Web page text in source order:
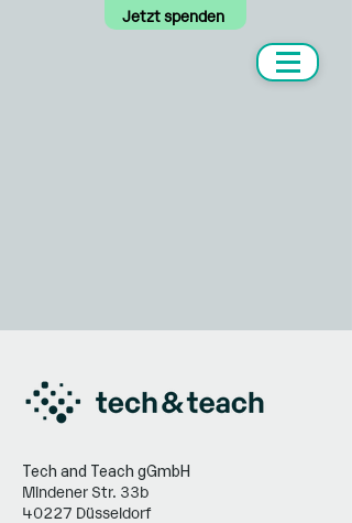
Jetzt spenden
Tech and Teach gGmbH
Mindener Str. 33b
40227 Düsseldorf